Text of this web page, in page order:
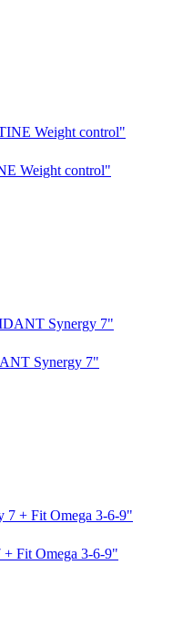
Weight control"
Synergy 7"
Fit Omega 3-6-9"